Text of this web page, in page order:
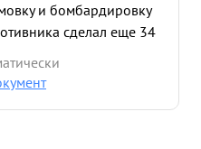
и бомбардировку
сделал еще 34
и повредив
с грузом-9 повозок
12 ИЛ-2 вылетела в